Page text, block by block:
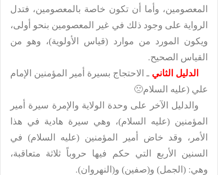
المعصومين، وأما أن تكون خاصة بالمعصومين، فتدل
الرواية على وجود ذلك في غير المعصومين بنحو أولى،
ويكون المورد من موارد (قياس الأولوية)، وهو من
القياس الصحيح.
الدليل الثاني ـ الاحتجاج بسيرة أمير المؤمنين الإمام
علي (عليه السلام🙁
والدليل الآخر على وحدة الولاية والإمرة سيرة أمير
المؤمنين (عليه السلام)، وهي سيرة هادية في هذا
الأمر، وقد خاض أمير المؤمنين (عليه السلام) في
السنين الأربع التي حكم فيها حروباً ثلاثة متعاقبة،
وهي: (الجمل) و(صفين) و(النهروان.(